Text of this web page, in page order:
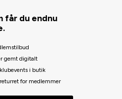
får du endnu
gemt digitalt
i butik
for medlemmer